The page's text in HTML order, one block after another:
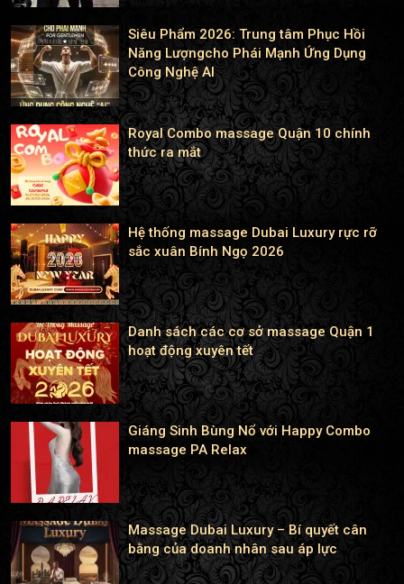
Siêu Phẩm 2026: Trung tâm Phục Hồi
Năng Lượngcho Phái Mạnh Ứng Dụng
Công Nghệ AI
Royal Combo massage Quận 10 chính
thức ra mắt
Hệ thống massage Dubai Luxury rực rỡ
sắc xuân Bính Ngọ 2026
Danh sách các cơ sở massage Quận 1
hoạt động xuyên tết
Giáng Sinh Bùng Nổ với Happy Combo
massage PA Relax
Massage Dubai Luxury – Bí quyết cân
bằng của doanh nhân sau áp lực